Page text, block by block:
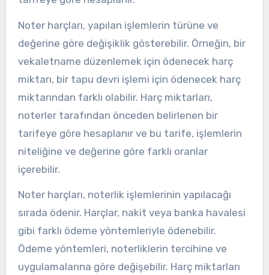
Noter harçları, yapılan işlemlerin türüne ve
değerine göre değişiklik gösterebilir. Örneğin, bir
vekaletname düzenlemek için ödenecek harç
miktarı, bir tapu devri işlemi için ödenecek harç
miktarından farklı olabilir. Harç miktarları,
noterler tarafından önceden belirlenen bir
tarifeye göre hesaplanır ve bu tarife, işlemlerin
niteliğine ve değerine göre farklı oranlar
içerebilir.
Noter harçları, noterlik işlemlerinin yapılacağı
sırada ödenir. Harçlar, nakit veya banka havalesi
gibi farklı ödeme yöntemleriyle ödenebilir.
Ödeme yöntemleri, noterliklerin tercihine ve
uygulamalarına göre değişebilir. Harç miktarları